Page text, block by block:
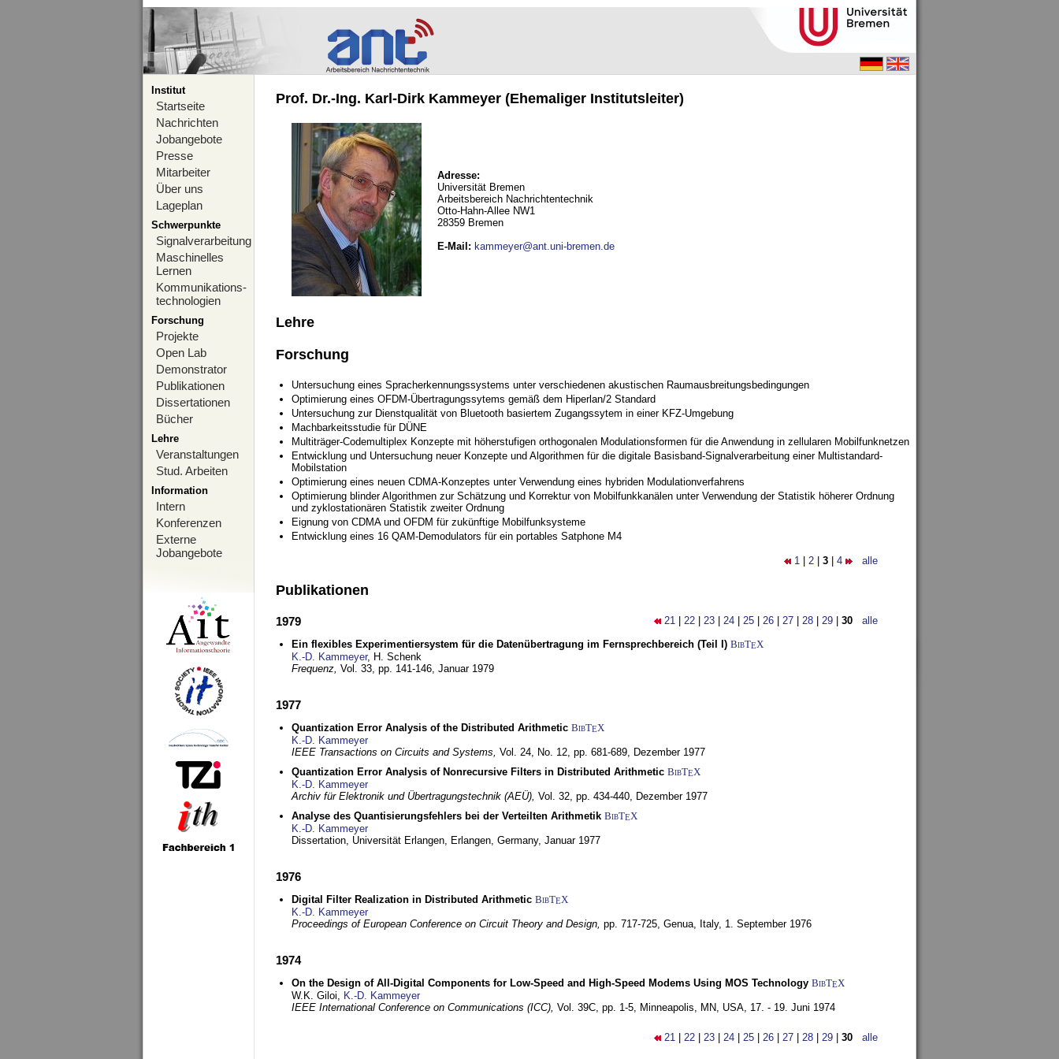
Institut
Startseite
Nachrichten
Jobangebote
Presse
Mitarbeiter
Über uns
Lageplan
Schwerpunkte
Signalverarbeitung
Maschinelles
Lernen
Kommunikations-
technologien
Forschung
Projekte
Open Lab
Demonstrator
Publikationen
Dissertationen
Bücher
Lehre
Veranstaltungen
Stud. Arbeiten
Information
Intern
Konferenzen
Externe
Jobangebote
Prof. Dr.-Ing. Karl-Dirk Kammeyer (Ehemaliger Institutsleiter)
Adresse:
Universität Bremen
Arbeitsbereich Nachrichtentechnik
Otto-Hahn-Allee NW1
28359 Bremen
E-Mail : kammeyer@ant.uni-bremen.de
Lehre
Forschung
Untersuchung eines Spracherkennungssystems unter verschiedenen akustischen Raumausbreitungsbedingungen
Optimierung eines OFDM-Übertragungssytems gemäß dem Hiperlan/2 Standard
Untersuchung zur Dienstqualität von Bluetooth basiertem Zugangssytem in einer KFZ-Umgebung
Machbarkeitsstudie für DÜNE
Multiträger-Codemultiplex Konzepte mit höherstufigen orthogonalen Modulationsformen für die Anwendung in zellularen Mobilfunknetzen
Entwicklung und Untersuchung neuer Konzepte und Algorithmen für die digitale Basisband-Signalverarbeitung einer Multistandard-
Mobilstation
Optimierung eines neuen CDMA-Konzeptes unter Verwendung eines hybriden Modulationverfahrens
Optimierung blinder Algorithmen zur Schätzung und Korrektur von Mobilfunkkanälen unter Verwendung der Statistik höherer Ordnung
und zyklostationären Statistik zweiter Ordnung
Eignung von CDMA und OFDM für zukünftige Mobilfunksysteme
Entwicklung eines 16 QAM-Demodulators für ein portables Satphone M4
1 2 3 4 alle
Publikationen
21 22 23 24 25 26 27 28 29 30 alle
1979
Ein flexibles Experimentiersystem für die Datenübertragung im Fernsprechbereich (Teil I) BibTEX
K.-D. Kammeyer, H. Schenk
Frequenz, Vol. 33, pp. 141-146, Januar 1979
1977
Quantization Error Analysis of the Distributed Arithmetic BibTEX
K.-D. Kammeyer
IEEE Transactions on Circuits and Systems, Vol. 24, No. 12, pp. 681-689, Dezember 1977
Quantization Error Analysis of Nonrecursive Filters in Distributed Arithmetic BibTEX
K.-D. Kammeyer
Archiv für Elektronik und Übertragungstechnik (AEÜ), Vol. 32, pp. 434-440, Dezember 1977
Analyse des Quantisierungsfehlers bei der Verteilten Arithmetik BibTEX
K.-D. Kammeyer
Dissertation, Universität Erlangen, Erlangen, Germany, Januar 1977
1976
Digital Filter Realization in Distributed Arithmetic BibTEX
K.-D. Kammeyer
Proceedings of European Conference on Circuit Theory and Design, pp. 717-725, Genua, Italy, 1. September 1976
1974
On the Design of All-Digital Components for Low-Speed and High-Speed Modems Using MOS Technology BibTEX
W.K. Giloi, K.-D. Kammeyer
IEEE International Conference on Communications (ICC), Vol. 39C, pp. 1-5, Minneapolis, MN, USA, 17. - 19. Juni 1974
21 22 23 24 25 26 27 28 29 30 alle